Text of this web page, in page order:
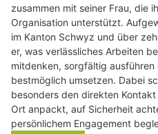
zusammen mit seiner Frau, die
Organisation unterstützt.
im Kanton Schwyz und über
er, was verlässliches Arbeiten
mitdenken, sorgfältig
bestmöglich umsetzen. Dabei
besonders den direkten
Ort anpackt, auf Sicherheit
persönlichem Engagement